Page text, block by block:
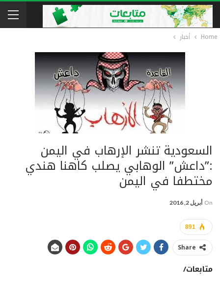
Home أخبار
السعودية تنشر الإرهاب في اليمن
:”داعش” الوهابي يصلب كاهنا هندي
مختطفا في اليمن
On أبريل 2, 2016
891
Share
متابعات/